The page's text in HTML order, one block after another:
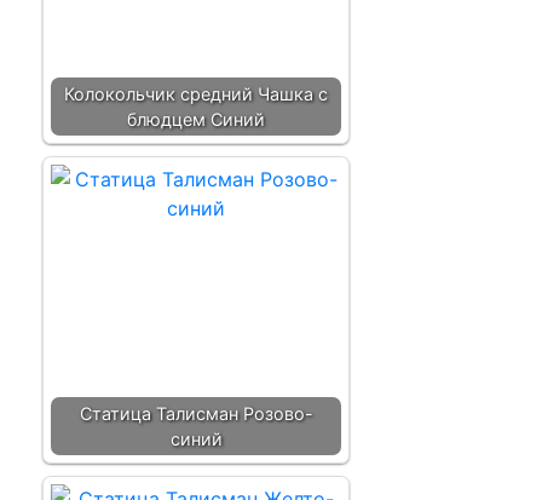
Колокольчик средний Чашка с
блюдцем Синий
Статица Талисман Розово-
синий